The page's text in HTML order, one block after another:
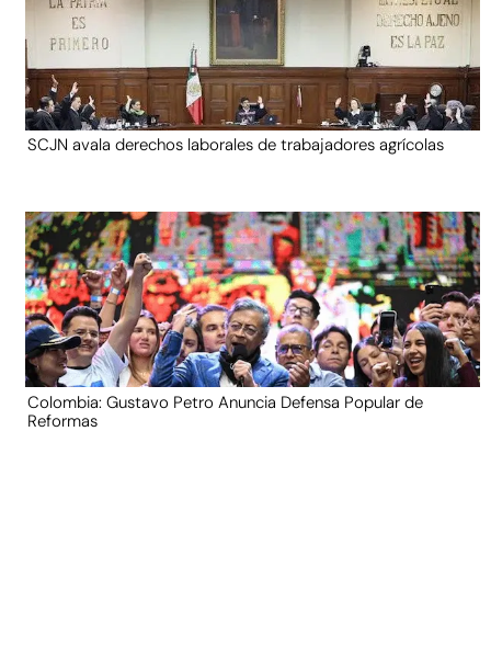
SCJN avala derechos laborales de trabajadores agrícolas
Colombia: Gustavo Petro Anuncia Defensa Popular de
Reformas